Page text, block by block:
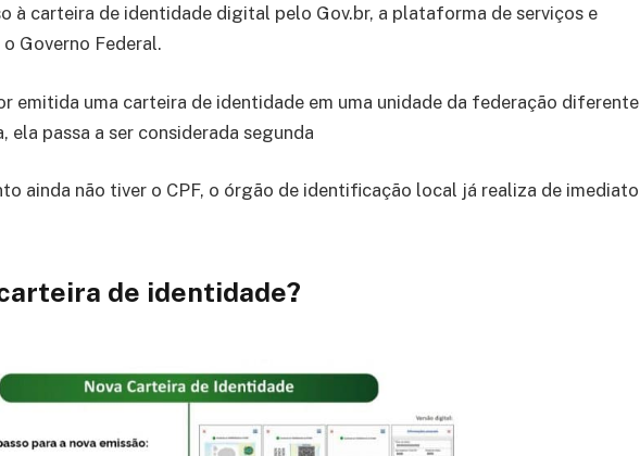
à carteira de identidade digital pelo Gov.br, a plataforma de serviços e
Governo Federal.
emitida uma carteira de identidade em uma unidade da federação diferente
passa a ser considerada segunda
ainda não tiver o CPF, o órgão de identificação local já realiza de imediato
de identidade?